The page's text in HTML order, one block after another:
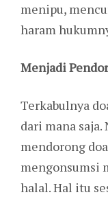
menipu,
haram
Menjadi
Terkabulnya
dari mana saja.
mendorong
mengonsumsi
halal. Hal itu